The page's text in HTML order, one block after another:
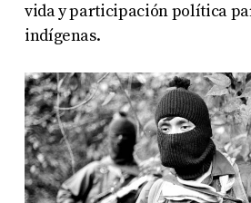
vida y participación política
indígenas.